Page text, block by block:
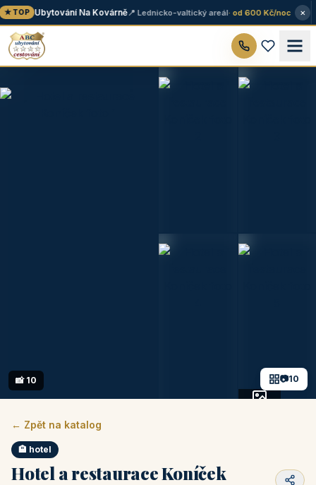
★ TOP Ubytování Na Kovárně📍 Lednicko-valtický areál· od 600 Kč/noc ×
📷10
📸 10
← Zpět na katalog
🏨 hotel
Hotel a restaurace Koníček